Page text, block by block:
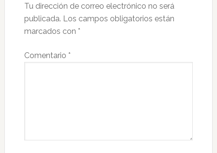
Tu dirección de correo electrónico no será
publicada. Los campos obligatorios están
marcados con *
Comentario *